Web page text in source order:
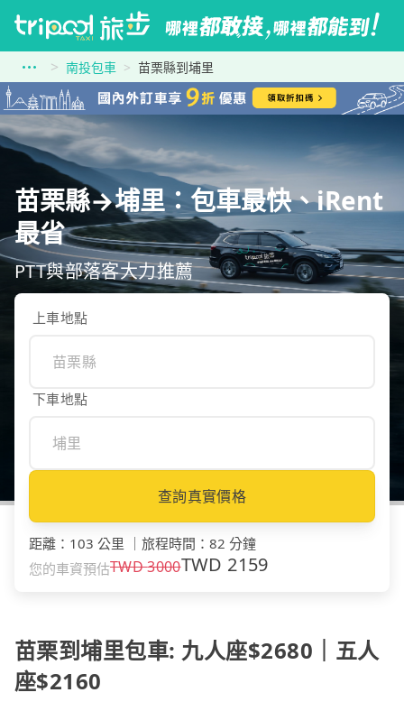
南投包車 苗栗縣到埔里
苗栗縣→埔里：包車最快、iRent
最省
PTT與部落客大力推薦
上車地點
下車地點
查詢真實價格
距離 ： 103 公里 旅程時間 ： 82 分鐘
您的車資預估TWD3000TWD 2159
苗栗到埔里包車: 九人座$2680｜五人
座$2160